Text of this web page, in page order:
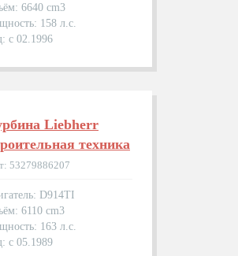
6640 cm3
158 л.с.
с 02.1996
Liebherr
техника
53279886207
D914TI
6110 cm3
163 л.с.
с 05.1989